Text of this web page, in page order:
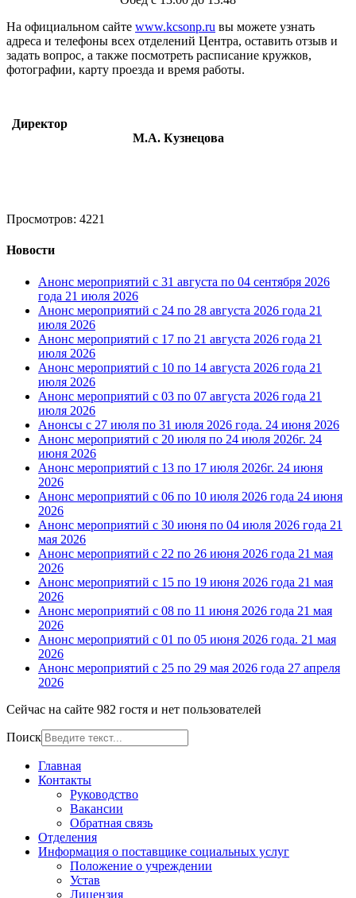
На официальном сайте www.kcsonp.ru вы можете узнать
адреса и телефоны всех отделений Центра, оставить отзыв и
задать вопрос, а также посмотреть расписание кружков,
фотографии, карту проезда и время работы.
Директор
М.А. Кузнецова
Просмотров: 4221
Новости
Анонс мероприятий с 31 августа по 04 сентября 2026
года 21 июля 2026
Анонс мероприятий с 24 по 28 августа 2026 года 21
июля 2026
Анонс мероприятий с 17 по 21 августа 2026 года 21
июля 2026
Анонс мероприятий с 10 по 14 августа 2026 года 21
июля 2026
Анонс мероприятий с 03 по 07 августа 2026 года 21
июля 2026
Анонсы с 27 июля по 31 июля 2026 года. 24 июня 2026
Анонс мероприятий с 20 июля по 24 июля 2026г. 24
июня 2026
Анонс мероприятий с 13 по 17 июля 2026г. 24 июня
2026
Анонс мероприятий с 06 по 10 июля 2026 года 24 июня
2026
Анонс мероприятий с 30 июня по 04 июля 2026 года 21
мая 2026
Анонс мероприятий с 22 по 26 июня 2026 года 21 мая
2026
Анонс мероприятий с 15 по 19 июня 2026 года 21 мая
2026
Анонс мероприятий с 08 по 11 июня 2026 года 21 мая
2026
Анонс мероприятий с 01 по 05 июня 2026 года. 21 мая
2026
Анонс мероприятий с 25 по 29 мая 2026 года 27 апреля
2026
Сейчас на сайте 982 гостя и нет пользователей
Поиск
Главная
Контакты
Руководство
Вакансии
Обратная связь
Отделения
Информация о поставщике социальных услуг
Положение о учреждении
Устав
Лицензия